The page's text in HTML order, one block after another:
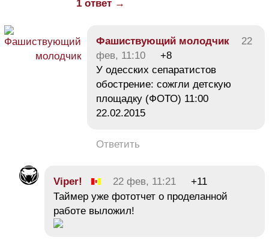
1 ответ →
Фашиствующий молодчик
22
фев, 11:10
+8
У одесских сепаратистов
обострение: сожгли детскую
площадку (ФОТО) 11:00
22.02.2015
Ответить
Viper! 22 фев, 11:21
+11
Таймер уже фототчет о проделанной
работе выложил!